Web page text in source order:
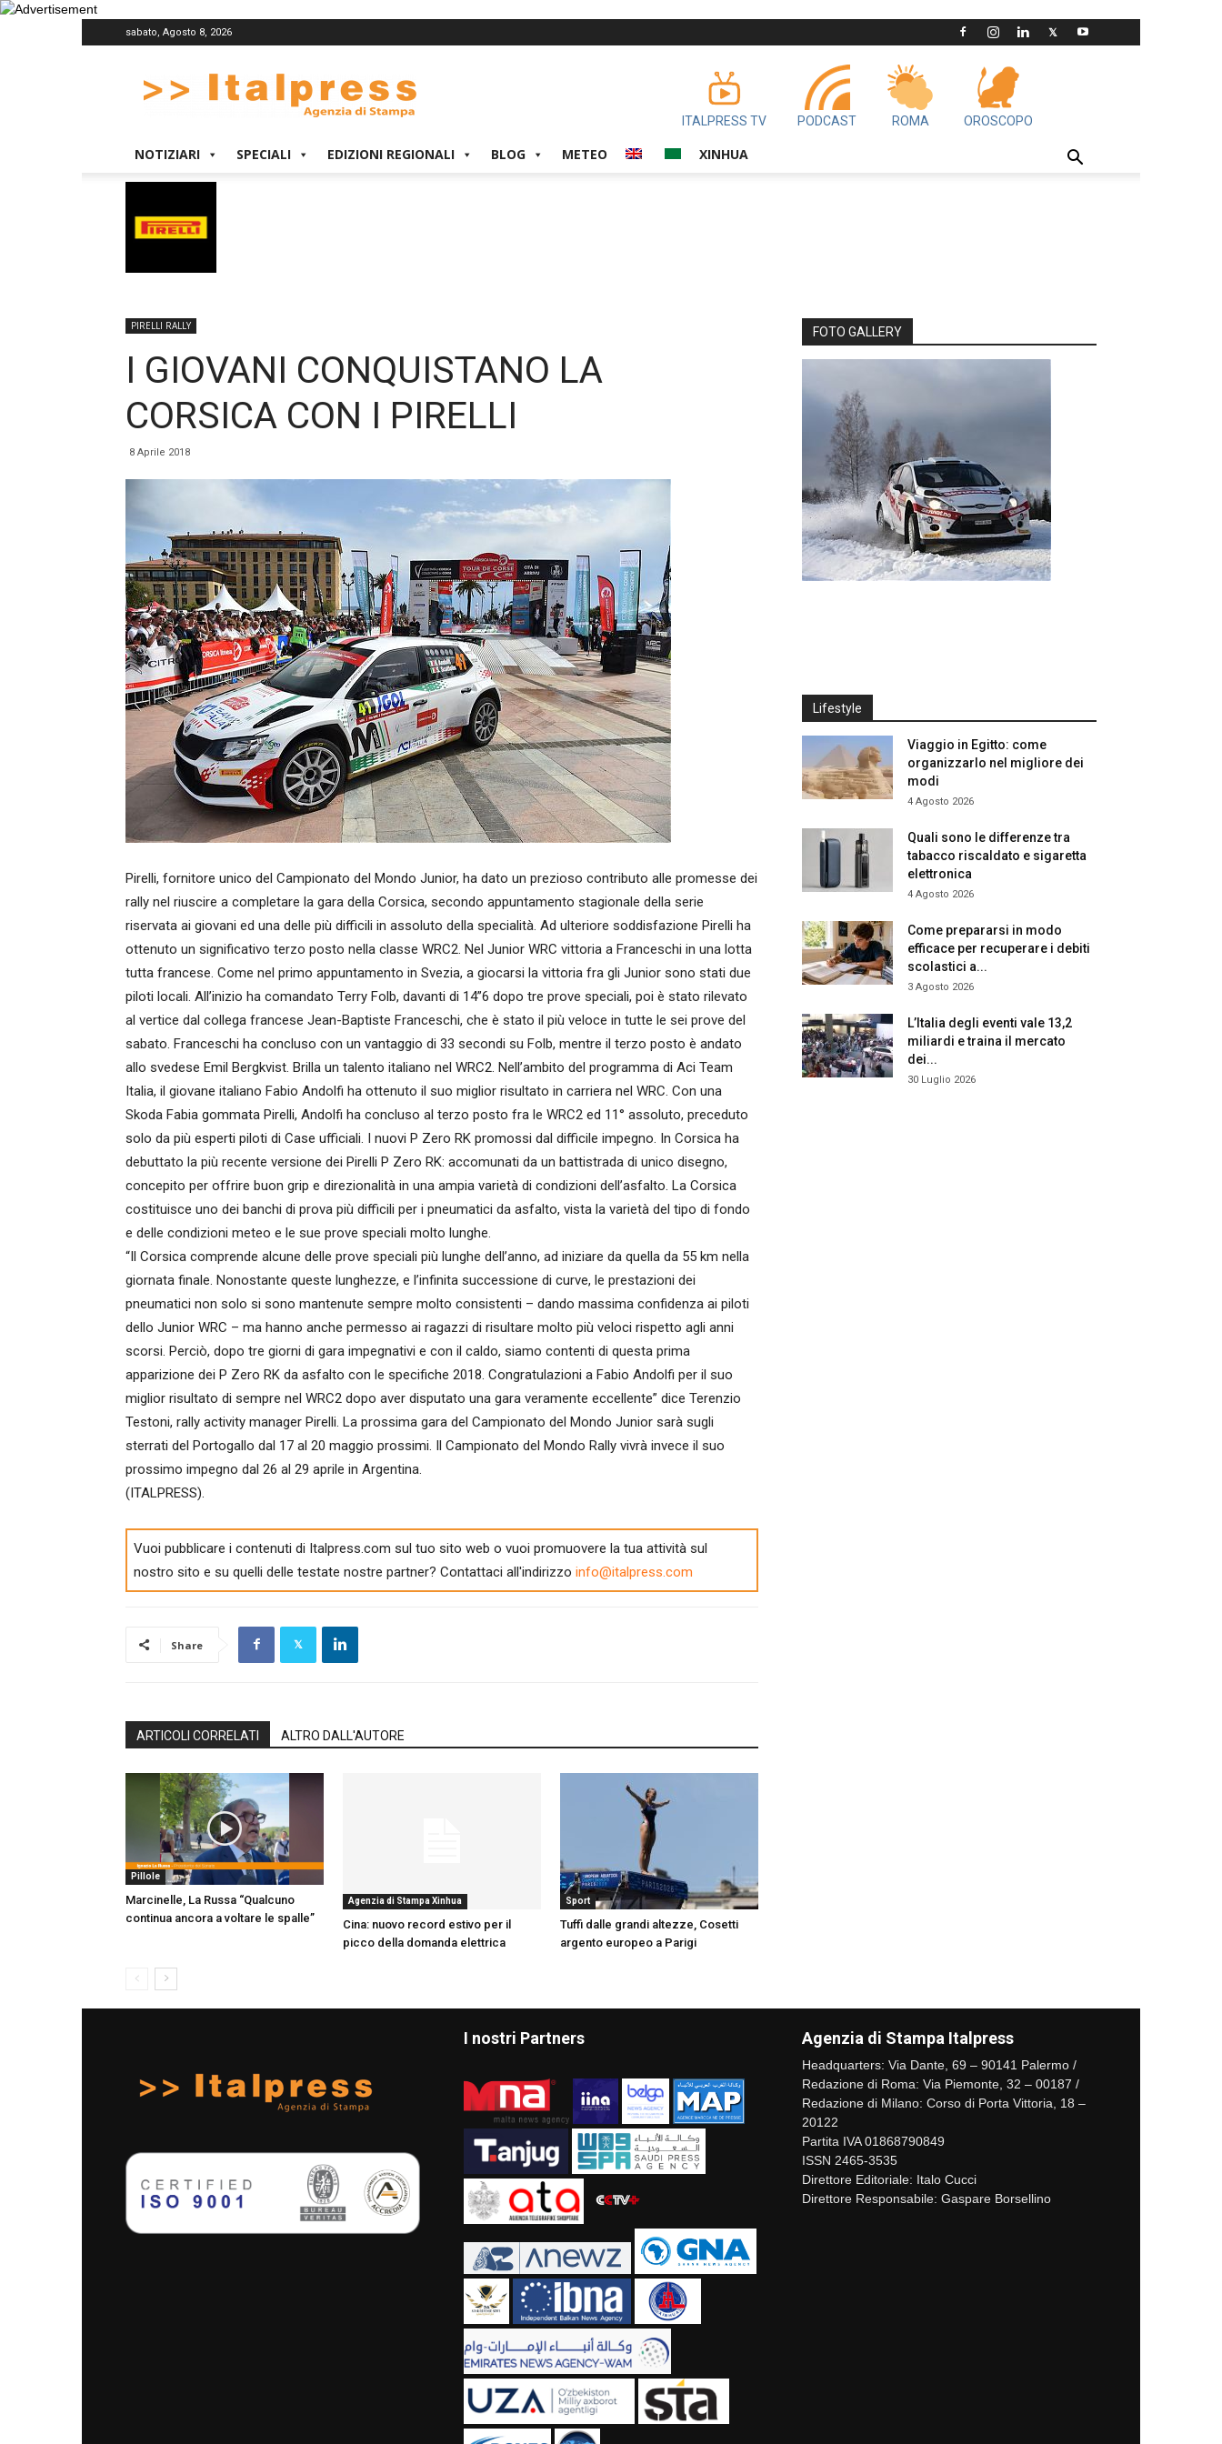
sabato, Agosto 8, 2026
ITALPRESS TV PODCAST ROMA OROSCOPO
NOTIZIARI SPECIALI EDIZIONI REGIONALI BLOG METEO XINHUA
PIRELLI RALLY
I GIOVANI CONQUISTANO LA
CORSICA CON I PIRELLI
8 Aprile 2018
Pirelli, fornitore unico del Campionato del Mondo Junior, ha dato un prezioso contributo alle promesse dei
rally nel riuscire a completare la gara della Corsica, secondo appuntamento stagionale della serie
riservata ai giovani ed una delle più difficili in assoluto della specialità. Ad ulteriore soddisfazione Pirelli ha
ottenuto un significativo terzo posto nella classe WRC2. Nel Junior WRC vittoria a Franceschi in una lotta
tutta francese. Come nel primo appuntamento in Svezia, a giocarsi la vittoria fra gli Junior sono stati due
piloti locali. All’inizio ha comandato Terry Folb, davanti di 14”6 dopo tre prove speciali, poi è stato rilevato
al vertice dal collega francese Jean-Baptiste Franceschi, che è stato il più veloce in tutte le sei prove del
sabato. Franceschi ha concluso con un vantaggio di 33 secondi su Folb, mentre il terzo posto è andato
allo svedese Emil Bergkvist. Brilla un talento italiano nel WRC2. Nell’ambito del programma di Aci Team
Italia, il giovane italiano Fabio Andolfi ha ottenuto il suo miglior risultato in carriera nel WRC. Con una
Skoda Fabia gommata Pirelli, Andolfi ha concluso al terzo posto fra le WRC2 ed 11° assoluto, preceduto
solo da più esperti piloti di Case ufficiali. I nuovi P Zero RK promossi dal difficile impegno. In Corsica ha
debuttato la più recente versione dei Pirelli P Zero RK: accomunati da un battistrada di unico disegno,
concepito per offrire buon grip e direzionalità in una ampia varietà di condizioni dell’asfalto. La Corsica
costituisce uno dei banchi di prova più difficili per i pneumatici da asfalto, vista la varietà del tipo di fondo
e delle condizioni meteo e le sue prove speciali molto lunghe.
“Il Corsica comprende alcune delle prove speciali più lunghe dell’anno, ad iniziare da quella da 55 km nella
giornata finale. Nonostante queste lunghezze, e l’infinita successione di curve, le prestazioni dei
pneumatici non solo si sono mantenute sempre molto consistenti – dando massima confidenza ai piloti
dello Junior WRC – ma hanno anche permesso ai ragazzi di risultare molto più veloci rispetto agli anni
scorsi. Perciò, dopo tre giorni di gara impegnativi e con il caldo, siamo contenti di questa prima
apparizione dei P Zero RK da asfalto con le specifiche 2018. Congratulazioni a Fabio Andolfi per il suo
miglior risultato di sempre nel WRC2 dopo aver disputato una gara veramente eccellente” dice Terenzio
Testoni, rally activity manager Pirelli. La prossima gara del Campionato del Mondo Junior sarà sugli
sterrati del Portogallo dal 17 al 20 maggio prossimi. Il Campionato del Mondo Rally vivrà invece il suo
prossimo impegno dal 26 al 29 aprile in Argentina.
(ITALPRESS).
Vuoi pubblicare i contenuti di Italpress.com sul tuo sito web o vuoi promuovere la tua attività sul
nostro sito e su quelli delle testate nostre partner? Contattaci all'indirizzo info@italpress.com
Share
ARTICOLI CORRELATI ALTRO DALL'AUTORE
Pillole
Marcinelle, La Russa “Qualcuno
continua ancora a voltare le spalle”
Agenzia di Stampa Xinhua
Cina: nuovo record estivo per il
picco della domanda elettrica
Sport
Tuffi dalle grandi altezze, Cosetti
argento europeo a Parigi
FOTO GALLERY
Lifestyle
Viaggio in Egitto: come
organizzarlo nel migliore dei
modi
4 Agosto 2026
Quali sono le differenze tra
tabacco riscaldato e sigaretta
elettronica
4 Agosto 2026
Come prepararsi in modo
efficace per recuperare i debiti
scolastici a...
3 Agosto 2026
L’Italia degli eventi vale 13,2
miliardi e traina il mercato
dei...
30 Luglio 2026
I nostri Partners Agenzia di Stampa Italpress
Headquarters: Via Dante, 69 – 90141 Palermo /
Redazione di Roma: Via Piemonte, 32 – 00187 /
Redazione di Milano: Corso di Porta Vittoria, 18 –
20122
Partita IVA 01868790849
ISSN 2465-3535
Direttore Editoriale: Italo Cucci
Direttore Responsabile: Gaspare Borsellino